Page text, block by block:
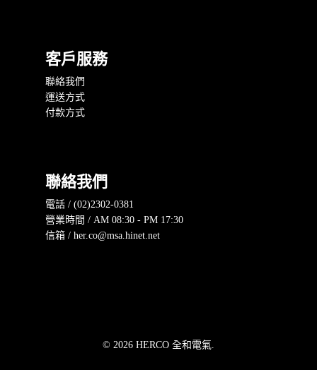
客戶服務
聯絡我們
運送方式
付款方式
聯絡我們
電話 / (02)2302-0381
營業時間 / AM 08:30 - PM 17:30
信箱 / her.co@msa.hinet.net
© 2026 HERCO 全和電氣.